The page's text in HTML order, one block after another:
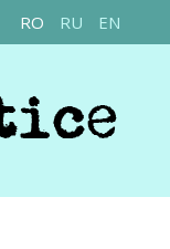
RO RU EN